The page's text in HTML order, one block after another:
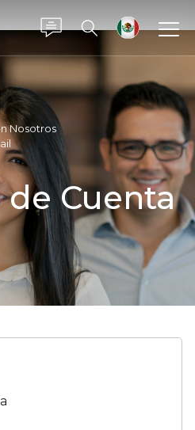
Nosotros
Cuenta